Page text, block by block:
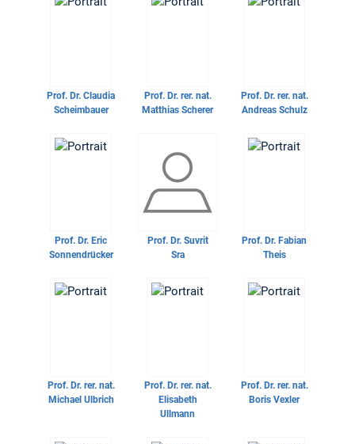
Prof. Dr. Claudia
Scheimbauer
Prof. Dr. rer. nat.
Matthias Scherer
Prof. Dr. rer. nat.
Andreas Schulz
Prof. Dr. Eric
Sonnendrücker
Prof. Dr.Suvrit
Sra
Prof. Dr. Fabian
Theis
Prof. Dr. rer. nat.
Michael Ulbrich
Prof. Dr. rer. nat.
Elisabeth
Ullmann
Prof. Dr. rer. nat.
Boris Vexler